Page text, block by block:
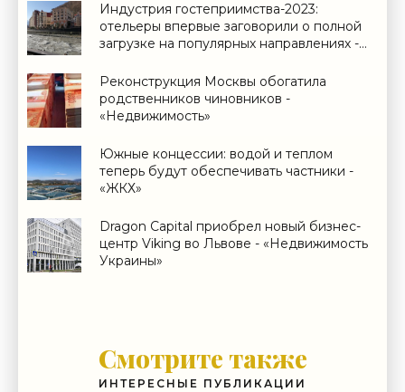
Индустрия гостеприимства-2023:
отельеры впервые заговорили о полной
загрузке на популярных направлениях -
Реконструкция Москвы обогатила
родственников чиновников -
«Недвижимость»
Южные концессии: водой и теплом
теперь будут обеспечивать частники -
«ЖКХ»
Dragon Capital приобрел новый бизнес-
центр Viking во Львове - «Недвижимость
Украины»
Смотрите также
ИНТЕРЕСНЫЕ ПУБЛИКАЦИИ